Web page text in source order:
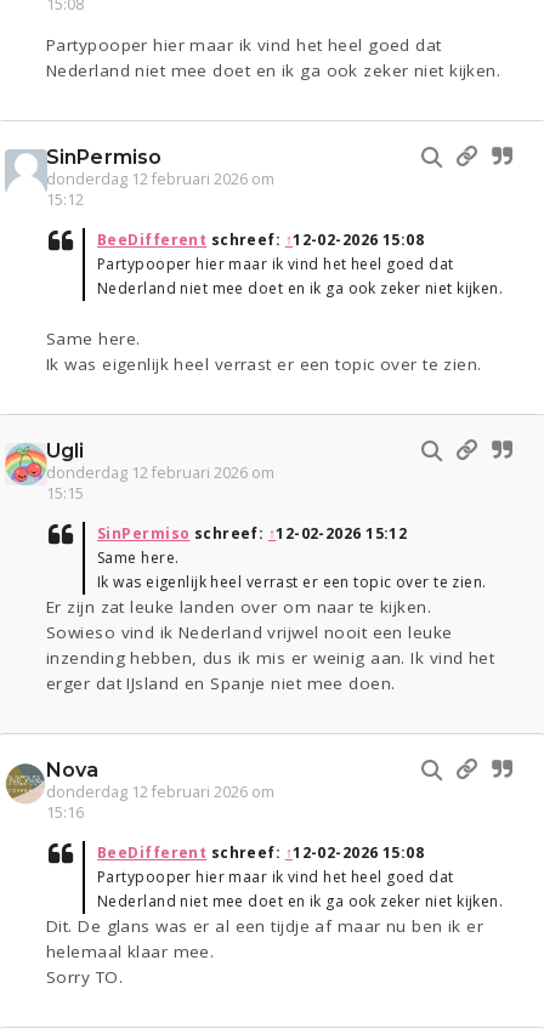
15:08
Partypooper hier maar ik vind het heel goed dat
Nederland niet mee doet en ik ga ook zeker niet kijken.
SinPermiso
donderdag 12 februari 2026 om
15:12
BeeDifferent schreef: ↑12-02-2026 15:08
Partypooper hier maar ik vind het heel goed dat
Nederland niet mee doet en ik ga ook zeker niet kijken.
Same here.
Ik was eigenlijk heel verrast er een topic over te zien.
Ugli
donderdag 12 februari 2026 om
15:15
SinPermiso schreef: ↑12-02-2026 15:12
Same here.
Ik was eigenlijk heel verrast er een topic over te zien.
Er zijn zat leuke landen over om naar te kijken.
Sowieso vind ik Nederland vrijwel nooit een leuke
inzending hebben, dus ik mis er weinig aan. Ik vind het
erger dat IJsland en Spanje niet mee doen.
Nova
donderdag 12 februari 2026 om
15:16
BeeDifferent schreef: ↑12-02-2026 15:08
Partypooper hier maar ik vind het heel goed dat
Nederland niet mee doet en ik ga ook zeker niet kijken.
Dit. De glans was er al een tijdje af maar nu ben ik er
helemaal klaar mee.
Sorry TO.